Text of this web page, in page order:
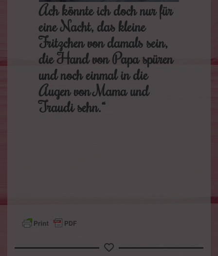
Ach könnte ich doch nur für
eine Nacht, das kleine
Fritzchen von damals sein,
die Hand von Papa spüren
und noch einmal in die
Augen von Mama und
Traudi sehn.“